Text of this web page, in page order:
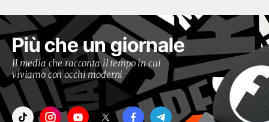
Più che un giornale
Il media che racconta il tempo in cui
viviamo con occhi moderni